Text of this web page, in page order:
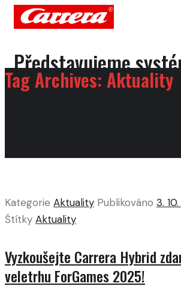
Představujeme
autodráh značky
Tag Archives: Aktuality
Kategorie Aktuality Publikováno 3.
Štítky Aktuality
Vyzkoušejte Carrera Hybrid
veletrhu ForGames 2025!